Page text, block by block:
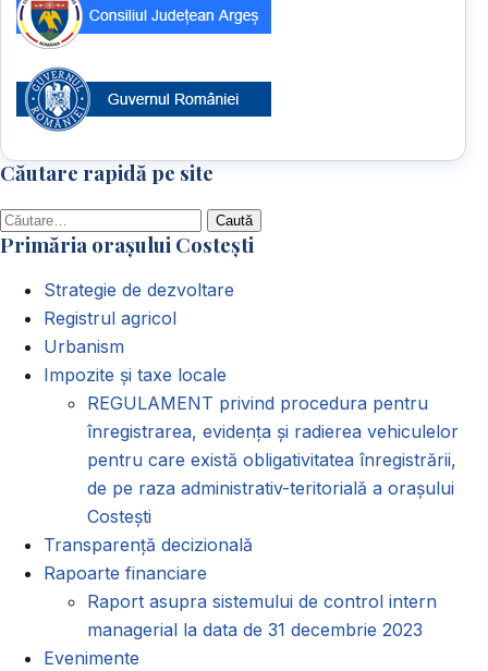
Căutare rapidă pe site
Caută
după:
Primăria orașului Costești
Strategie de dezvoltare
Registrul agricol
Urbanism
Impozite și taxe locale
REGULAMENT privind procedura pentru
înregistrarea, evidența și radierea vehiculelor
pentru care există obligativitatea înregistrării,
de pe raza administrativ-teritorială a orașului
Costești
Transparență decizională
Rapoarte financiare
Raport asupra sistemului de control intern
managerial la data de 31 decembrie 2023
Evenimente